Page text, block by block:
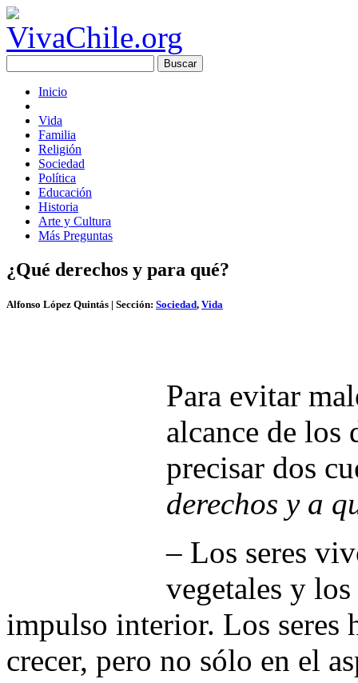
Inicio
Vida
Familia
Religión
Sociedad
Política
Educación
Historia
Arte y Cultura
Más Preguntas
¿Qué derechos y para qué?
Alfonso López Quintás | Sección: Sociedad, Vida
Para evitar
alcance de los
precisar dos
derechos y a
– Los seres
vegetales y
impulso interior. Los seres
crecer, pero no sólo en el